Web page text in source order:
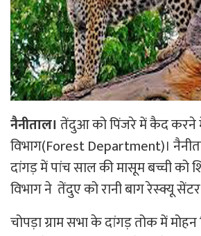
नैनीताल। तेंदुआ को पिंजरे में कैद करने
विभाग(Forest Department)।
दांगड़ में पांच साल की मासूम बच्ची को
विभाग ने तेंदुए को रानी बाग रेस्क्यू
चोपड़ा ग्राम सभा के दांगड़ तोक में